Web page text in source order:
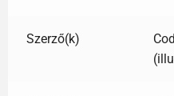
Szerző(k)